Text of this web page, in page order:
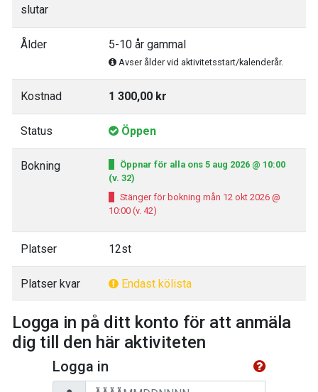
slutar
Ålder 5-10 år gammal
Avser ålder vid aktivitetsstart/kalenderår.
Kostnad 1 300,00 kr
Status Öppen
Bokning
Öppnar för alla ons 5 aug 2026 @ 10:00
(v. 32)
Stänger för bokning mån 12 okt 2026 @
10:00 (v. 42)
Platser 12st
Platser kvar Endast kölista
Logga in på ditt konto för att anmäla
dig till den här aktiviteten
Logga in
Personnummer